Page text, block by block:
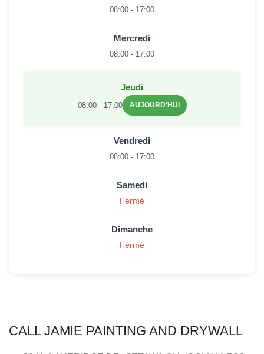
08:00 - 17:00
Mercredi
08:00 - 17:00
Jeudi
08:00 - 17:00 AUJOURD'HUI
Vendredi
08:00 - 17:00
Samedi
Fermé
Dimanche
Fermé